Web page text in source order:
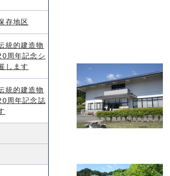
存地区
統的建造物
周年記念シ
します
統的建造物
周年記念誌